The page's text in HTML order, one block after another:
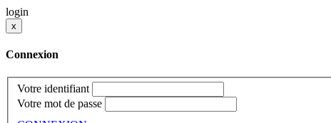
login
x
Connexion
Votre identifiant
Votre mot de passe